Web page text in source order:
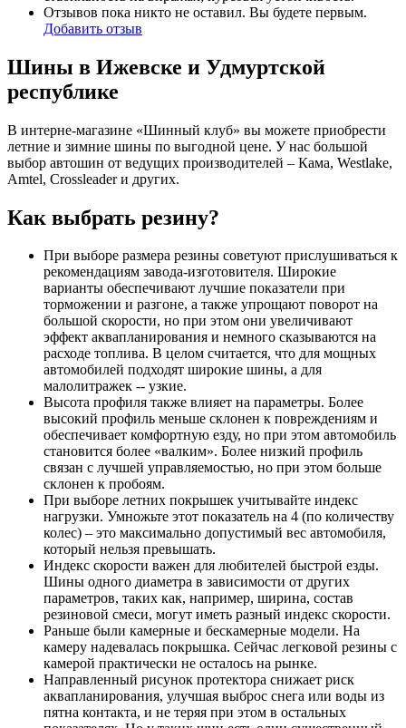
Отзывов пока никто не оставил. Вы будете первым.
Добавить отзыв
Шины в Ижевске и Удмуртской
республике
В интерне-магазине «Шинный клуб» вы можете приобрести
летние и зимние шины по выгодной цене. У нас большой
выбор автошин от ведущих производителей – Кама, Westlake,
Amtel, Crossleader и других.
Как выбрать резину?
При выборе размера резины советуют прислушиваться к
рекомендациям завода-изготовителя. Широкие
варианты обеспечивают лучшие показатели при
торможении и разгоне, а также упрощают поворот на
большой скорости, но при этом они увеличивают
эффект аквапланирования и немного сказываются на
расходе топлива. В целом считается, что для мощных
автомобилей подходят широкие шины, а для
малолитражек -- узкие.
Высота профиля также влияет на параметры. Более
высокий профиль меньше склонен к повреждениям и
обеспечивает комфортную езду, но при этом автомобиль
становится более «валким». Более низкий профиль
связан с лучшей управляемостью, но при этом больше
склонен к пробоям.
При выборе летних покрышек учитывайте индекс
нагрузки. Умножьте этот показатель на 4 (по количеству
колес) – это максимально допустимый вес автомобиля,
который нельзя превышать.
Индекс скорости важен для любителей быстрой езды.
Шины одного диаметра в зависимости от других
параметров, таких как, например, ширина, состав
резиновой смеси, могут иметь разный индекс скорости.
Раньше были камерные и бескамерные модели. На
камеру надевалась покрышка. Сейчас легковой резины с
камерой практически не осталось на рынке.
Направленный рисунок протектора снижает риск
аквапланирования, улучшая выброс снега или воды из
пятна контакта, и не теряя при этом в остальных